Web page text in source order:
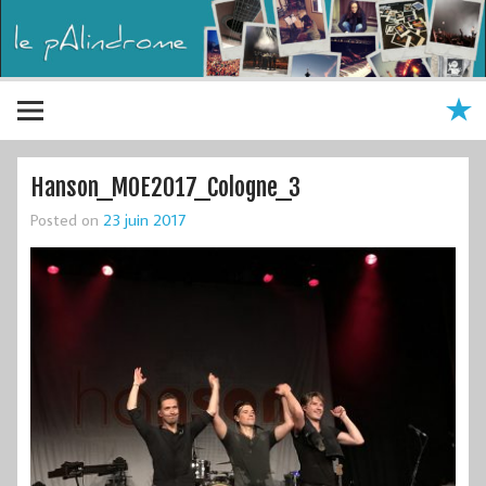
Hanson_MOE2017_Cologne_3
Posted on 23 juin 2017